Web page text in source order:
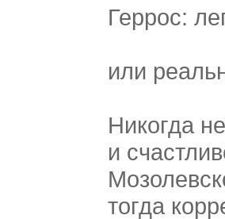
Геррос:
или
Никогда
и
тогда